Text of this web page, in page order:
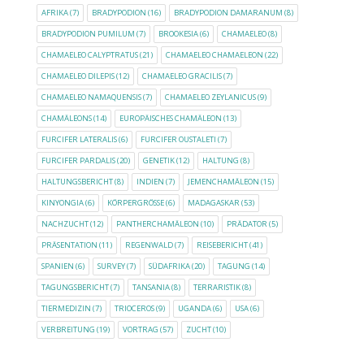
AFRIKA(7) BRADYPODION (16) BRADYPODION DAMARANUM (8)
BRADYPODION PUMILUM (7) BROOKESIA(6) CHAMAELEO(8)
CHAMAELEO CALYPTRATUS(21) CHAMAELEO CHAMAELEON (22)
CHAMAELEO DILEPIS(12) CHAMAELEO GRACILIS(7)
CHAMAELEO NAMAQUENSIS(7) CHAMAELEO ZEYLANICUS(9)
CHAMÄLEONS(14) EUROPÄISCHES CHAMÄLEON (13)
FURCIFER LATERALIS(6) FURCIFER OUSTALETI (7)
FURCIFER PARDALIS(20) GENETIK(12) HALTUNG (8)
HALTUNGSBERICHT(8) INDIEN (7) JEMENCHAMÄLEON (15)
KINYONGIA(6) KÖRPERGRÖSSE (6) MADAGASKAR(53)
NACHZUCHT(12) PANTHERCHAMÄLEON (10) PRÄDATOR(5)
PRÄSENTATION (11) REGENWALD(7) REISEBERICHT(41)
SPANIEN (6) SURVEY(7) SÜDAFRIKA(20) TAGUNG (14)
TAGUNGSBERICHT(7) TANSANIA(8) TERRARISTIK(8)
TIERMEDIZIN (7) TRIOCEROS(9) UGANDA(6) USA(6)
VERBREITUNG (19) VORTRAG (57) ZUCHT(10)